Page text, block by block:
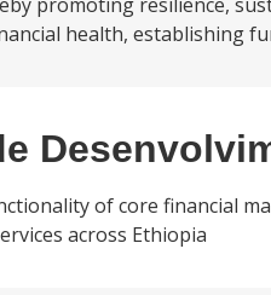
health, establishing
of core financial
across Ethiopia